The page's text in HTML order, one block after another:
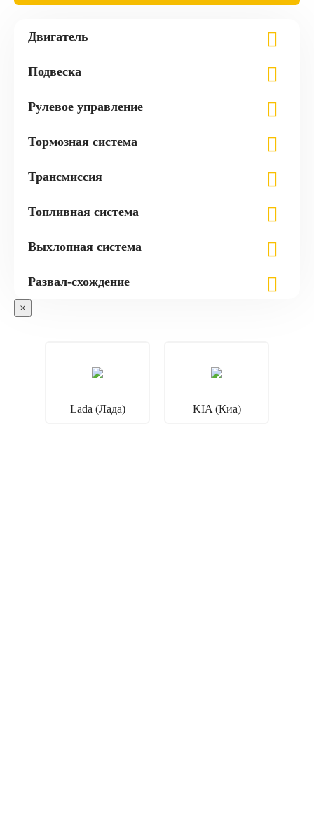
Двигатель
Подвеска
Рулевое управление
Тормозная система
Трансмиссия
Топливная система
Выхлопная система
Развал-схождение
×
Lada (Лада) KIA (Киа)